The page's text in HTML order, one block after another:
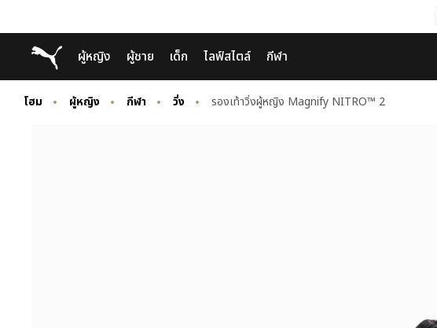
to
Main
content
to
Footer
Content
Puma โฮม
ผู้หญิง ผู้ชาย เด็ก ไลฟ์สไตล์ กีฬา
โฮม ผู้หญิง กีฬา วิ่ง รองเท้าวิ่งผู้หญิง Magnify NITRO™ 2